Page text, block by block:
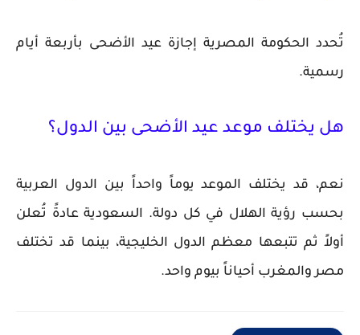
تُحدد الحكومة المصرية إجازة عيد الأضحى بأربعة أيام
رسمية.
هل يختلف موعد عيد الأضحى بين الدول؟
نعم، قد يختلف الموعد يوماً واحداً بين الدول العربية
بحسب رؤية الهلال في كل دولة. السعودية عادةً تُعلن
أولاً ثم تتبعها معظم الدول الخليجية، بينما قد تختلف
مصر والمغرب أحياناً بيوم واحد.